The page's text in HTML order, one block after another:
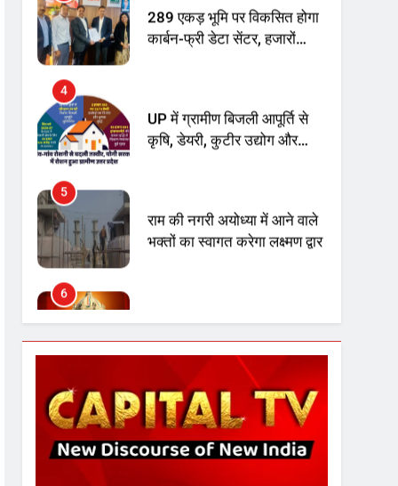
संभावना
4
UP में ग्रामीण बिजली आपूर्ति से
5
राम की नगरी अयोध्या में आने वाले
6
उत्तर प्रदेश में गांवों में बढ़ेंगी
7
गाजा युद्धविराम को लेकर बड़ी खबरें
8
चुनाव से पहले लालू परिवार पर बड़ा